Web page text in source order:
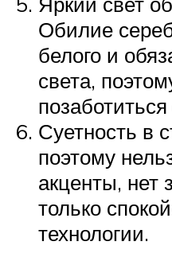
Обилие
белого и
света,
Суетность в
поэтому
акценты, нет
только
технологии.